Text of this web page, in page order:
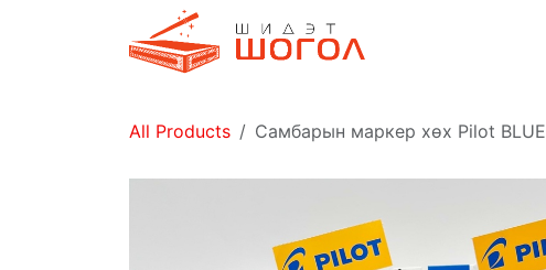
All Products Самбарын маркер хөх Pilot BLUE